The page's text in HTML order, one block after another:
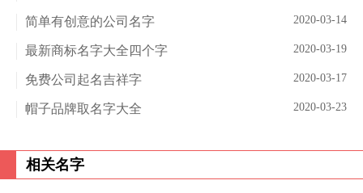
2020-03-14
简单有创意的公司名字
2020-03-19
最新商标名字大全四个字
2020-03-17
免费公司起名吉祥字
2020-03-23
帽子品牌取名字大全
相关名字